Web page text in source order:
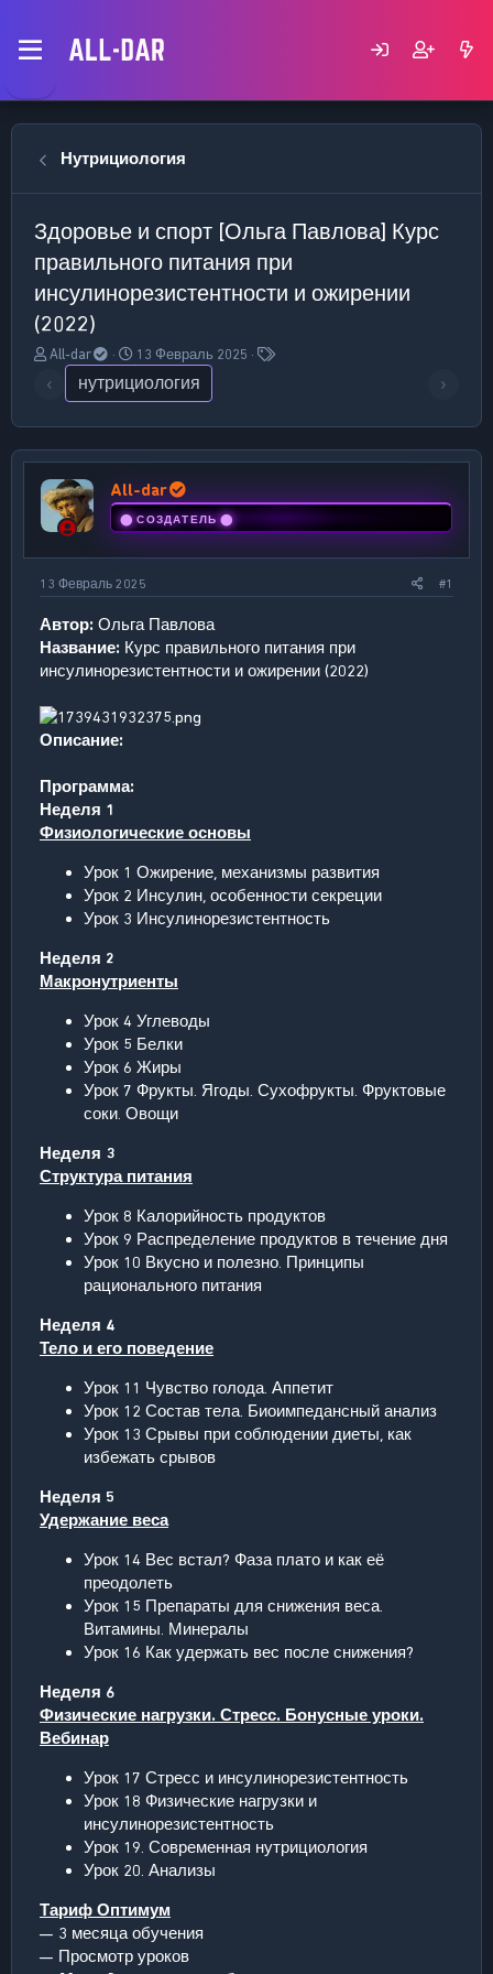
Нутрициология
Здоровье и спорт [Ольга Павлова] Курс
правильного питания при
инсулинорезистентности и ожирении
(2022)
А
т
р
т
м
ы
All-dar
Д
т
н
а
а
л
а
13 Февраль 2025
Т
‹ нутрициология ›
All-dar
⬤ СОЗДАТЕЛЬ ⬤
13 Февраль 2025 #1
Автор: Ольга Павлова
Название: Курс правильного питания при
инсулинорезистентности и ожирении (2022)
Описание:
Программа:
Неделя 1
Физиологические основы
Урок 1 Ожирение, механизмы развития
Урок 2 Инсулин, особенности секреции
Урок 3 Инсулинорезистентность
Неделя 2
Макронутриенты
Урок 4 Углеводы
Урок 5 Белки
Урок 6 Жиры
Урок 7 Фрукты. Ягоды. Сухофрукты. Фруктовые
соки. Овощи
Неделя 3
Структура питания
Урок 8 Калорийность продуктов
Урок 9 Распределение продуктов в течение дня
Урок 10 Вкусно и полезно. Принципы
рационального питания
Неделя 4
Тело и его поведение
Урок 11 Чувство голода. Аппетит
Урок 12 Состав тела. Биоимпедансный анализ
Урок 13 Срывы при соблюдении диеты, как
избежать срывов
Неделя 5
Удержание веса
Урок 14 Вес встал? Фаза плато и как её
преодолеть
Урок 15 Препараты для снижения веса.
Витамины. Минералы
Урок 16 Как удержать вес после снижения?
Неделя 6
Физические нагрузки. Стресс. Бонусные уроки.
Вебинар
Урок 17 Стресс и инсулинорезистентность
Урок 18 Физические нагрузки и
инсулинорезистентность
Урок 19. Современная нутрициология
Урок 20. Анализы
Тариф Оптимум
— 3 месяца обучения
— Просмотр уроков